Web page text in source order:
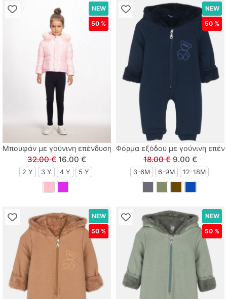
Μπουφάν με γούνινη επένδυση, κουκούλα και mermaid εφέ ροζ
32.00 € 16.00 €
2 Y 3 Y 4 Y 5 Y
NEW
50 %
Φόρμα εξόδου με γούνινη
18.00 € 9.00 €
3-6M 6-9M 12-18Μ
NEW
50 %
NEW
50 %
NEW
50 %
Street Monkey
Sweet Baby